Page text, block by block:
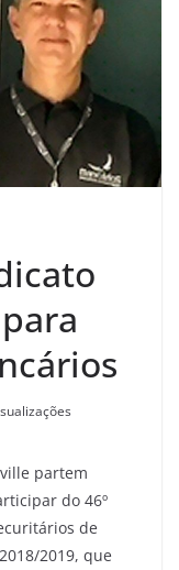
partem
do 46º
de
2019, que